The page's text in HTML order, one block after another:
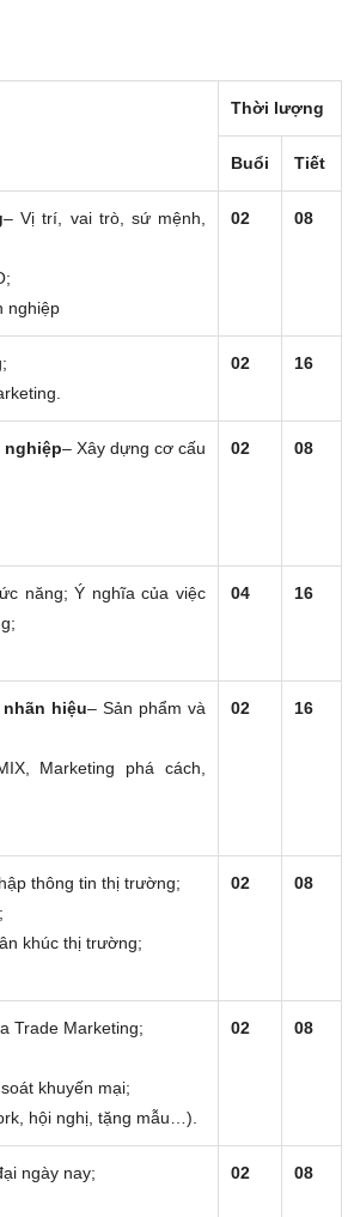
Thời lượng
Buổi Tiết
– Vị trí, vai trò, sứ mệnh,
nghiệp
02 08
02 16
nghiệp– Xây dựng cơ cấu
02 08
năng; Ý nghĩa của việc
04 16
hiệu– Sản phẩm và
Marketing phá cách,
02 16
thông tin thị trường;
khúc thị trường;
02 08
Trade Marketing;
khuyến mại;
hội nghị, tặng mẫu…).
02 08
ngày nay;
02 08